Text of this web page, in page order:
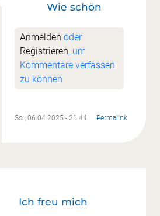
Besser spät als nie!von
Wie schön
Anmelden oder
Registrieren, um
Kommentare verfassen
zu können
So., 06.04.2025 - 21:44 Permalink
Ich freu mich